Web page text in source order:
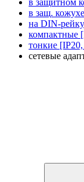
в защ.
на DIN-
компактные
тонкие
сетевые